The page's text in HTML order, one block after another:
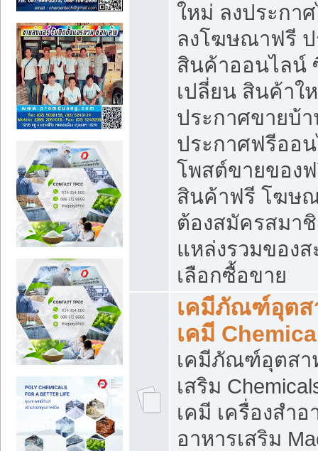
ใหม่ ลงประกา
ลงโฆษณาฟรี
สินค้าออนไลน์
เปลี่ยน สินค้าใ
ประกาศขายบ้
ประกาศฟรีออ
โพสต์ขายของ
สินค้าฟรี โฆษ
ต้องสมัครสมา
แหล่งรวมของ
เลือกซื้อขาย
เคมีภัณฑ์อุตส
เคมี
เคมีภัณฑ์อุตสา
เสริม
เคมี เครื่องสำ
อาหารเสริม